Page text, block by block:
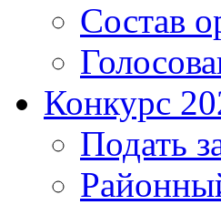
Состав
Конкурс
Подать